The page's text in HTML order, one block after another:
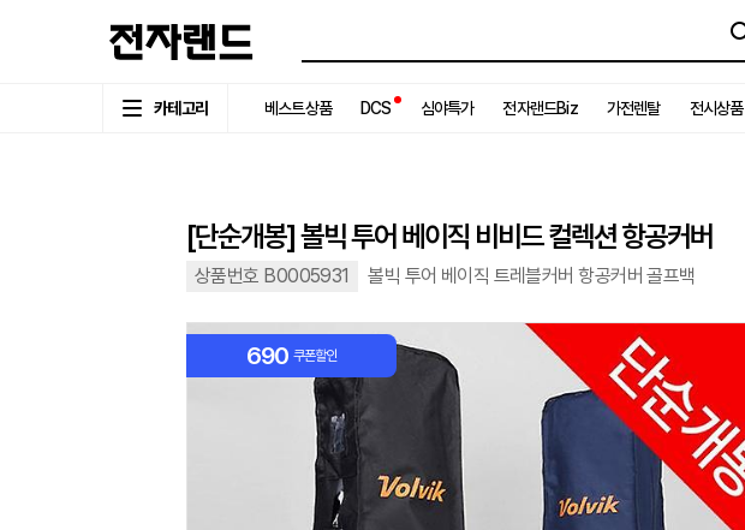
카테고리 베스트상품 DCS 심야특가 전자랜드Biz 가전렌탈 전시상품
[단순개봉] 볼빅 투어 베이직 비비드 컬렉션 항공커버
상품번호 B0005931 볼빅 투어 베이직 트레블커버 항공커버 골프백
690 쿠폰할인